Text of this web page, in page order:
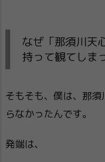
なぜ「那須川天
持って観てしま
そもそも、僕は、那
らなかったんです。
発端は、